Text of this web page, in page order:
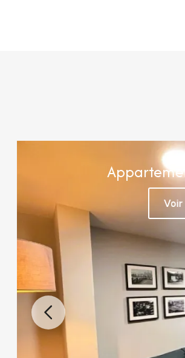
Idéal pour les déplacements
comprend une chambre séparée,
une salle de bain privée. Parfait
sous